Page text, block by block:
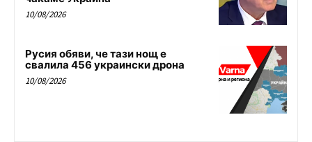
10/08/2026
Русия обяви, че тази нощ е
свалила 456 украински дрона
10/08/2026